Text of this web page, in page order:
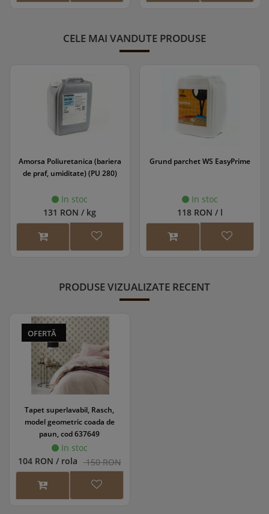
CELE MAI VANDUTE PRODUSE
Amorsa Poliuretanica (bariera
de praf, umiditate) (PU 280)
In stoc
131 RON / kg
Grund parchet WS EasyPrime
In stoc
118 RON / l
PRODUSE VIZUALIZATE RECENT
OFERTĂ
Tapet superlavabil, Rasch,
model geometric coada de
paun, cod 637649
In stoc
104 RON / rola 150 RON